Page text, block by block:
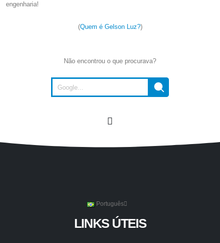
engenharia!
(Quem é Gelson Luz?)
Não encontrou o que procurava?
Português
LINKS ÚTEIS